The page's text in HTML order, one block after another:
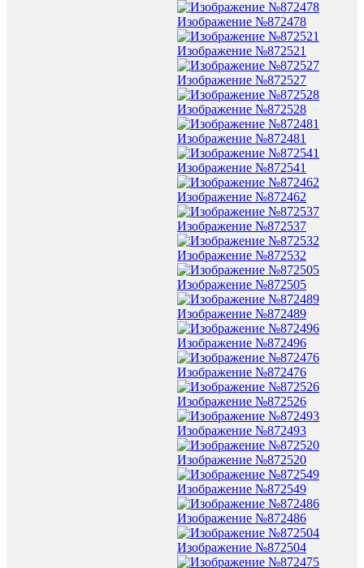
Изображение №872478
Изображение №872521
Изображение №872527
Изображение №872528
Изображение №872481
Изображение №872541
Изображение №872462
Изображение №872537
Изображение №872532
Изображение №872505
Изображение №872489
Изображение №872496
Изображение №872476
Изображение №872526
Изображение №872493
Изображение №872520
Изображение №872549
Изображение №872486
Изображение №872504